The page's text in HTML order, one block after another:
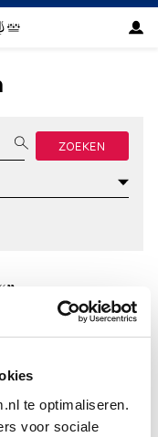
te optimaliseren.
voor sociale
ZOEKEN